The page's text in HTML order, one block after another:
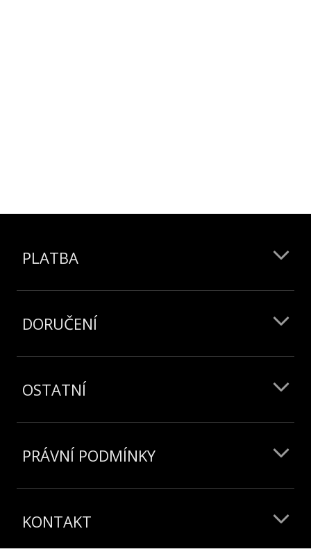
PLATBA
DORUČENÍ
OSTATNÍ
PRÁVNÍ PODMÍNKY
KONTAKT